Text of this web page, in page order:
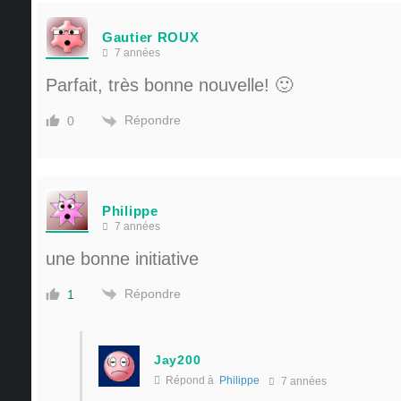
Gautier ROUX
7 années
Parfait, très bonne nouvelle! 🙂
0 Répondre
Philippe
7 années
une bonne initiative
1 Répondre
Jay200
Répond à Philippe 7 années